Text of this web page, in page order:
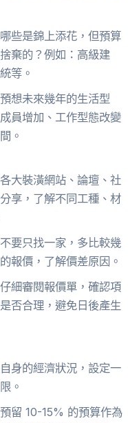
哪些是錦上添花，但預算
棄的？例如：高級建
等。
預想未來幾年的生活型
員增加、工作型態改變
。
各大裝潢網站、論壇、社
享，了解不同工種、材
不要只找一家，多比較幾
報價，了解價差原因。
仔細審閱報價單，確認項
否合理，避免日後產生
身的經濟狀況，設定一
。
預留 10-15% 的預算作為